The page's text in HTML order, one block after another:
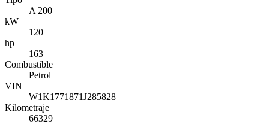
A 200
kW
120
hp
163
Combustible
Petrol
VIN
W1K1771871J285828
Kilometraje
66329